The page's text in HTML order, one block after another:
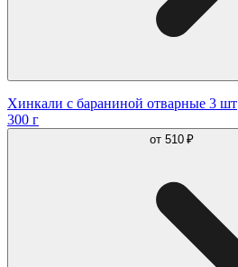
Хинкали с бараниной отварные 3 шт
300 г
от 510 ₽